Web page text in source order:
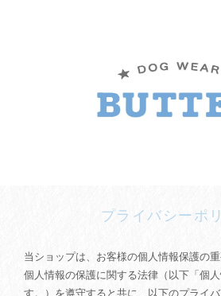
プライバシーポ
当ショップは、お客様の個人情報保護の重
個人情報の保護に関する法律（以下「個
す。）を遵守すると共に、以下のプライ